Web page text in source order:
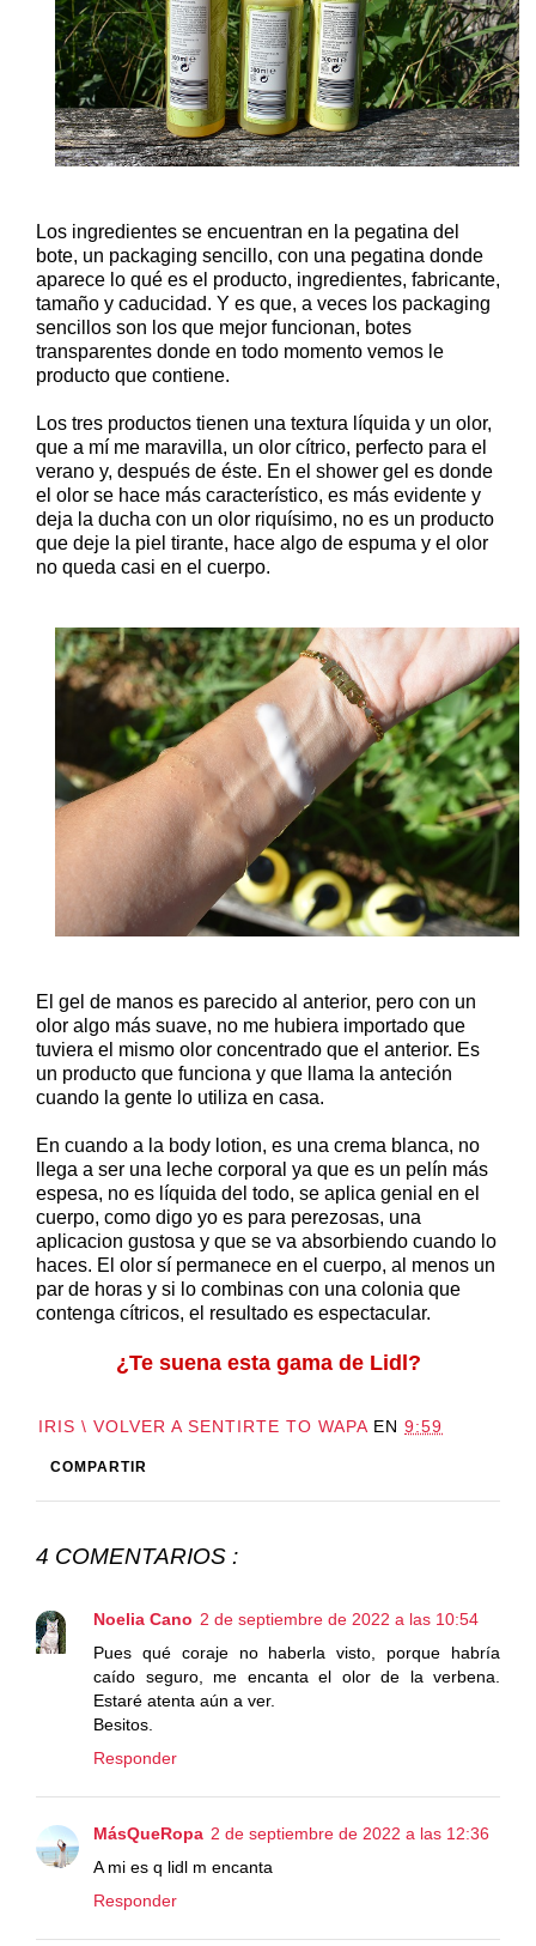
Los ingredientes se encuentran en la pegatina del
bote, un packaging sencillo, con una pegatina donde
aparece lo qué es el producto, ingredientes, fabricante,
tamaño y caducidad. Y es que, a veces los packaging
sencillos son los que mejor funcionan, botes
transparentes donde en todo momento vemos le
producto que contiene.
Los tres productos tienen una textura líquida y un olor,
que a mí me maravilla, un olor cítrico, perfecto para el
verano y, después de éste. En el shower gel es donde
el olor se hace más característico, es más evidente y
deja la ducha con un olor riquísimo, no es un producto
que deje la piel tirante, hace algo de espuma y el olor
no queda casi en el cuerpo.
El gel de manos es parecido al anterior, pero con un
olor algo más suave, no me hubiera importado que
tuviera el mismo olor concentrado que el anterior. Es
un producto que funciona y que llama la anteción
cuando la gente lo utiliza en casa.
En cuando a la body lotion, es una crema blanca, no
llega a ser una leche corporal ya que es un pelín más
espesa, no es líquida del todo, se aplica genial en el
cuerpo, como digo yo es para perezosas, una
aplicacion gustosa y que se va absorbiendo cuando lo
haces. El olor sí permanece en el cuerpo, al menos un
par de horas y si lo combinas con una colonia que
contenga cítricos, el resultado es espectacular.
¿Te suena esta gama de Lidl?
IRIS \ VOLVER A SENTIRTE TO WAPA EN 9:59
COMPARTIR
4 COMENTARIOS :
Noelia Cano 2 de septiembre de 2022 a las 10:54
Pues qué coraje no haberla visto, porque habría
caído seguro, me encanta el olor de la verbena.
Estaré atenta aún a ver.
Besitos.
Responder
MásQueRopa 2 de septiembre de 2022 a las 12:36
A mi es q lidl m encanta
Responder